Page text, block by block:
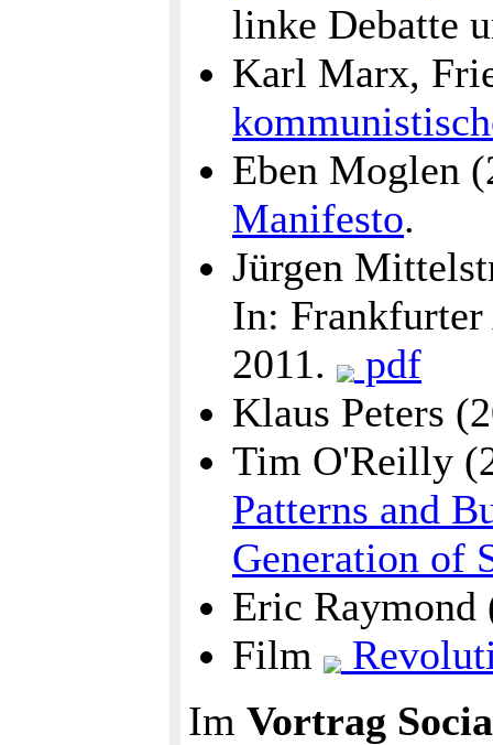
linke Debatte
Karl Marx,
Eben Moglen
Manifesto.
Jürgen
In:
2011.
pdf
Klaus Peters
Tim O'Reilly
Patterns and
Generation of
Eric
Film
Im Vortrag